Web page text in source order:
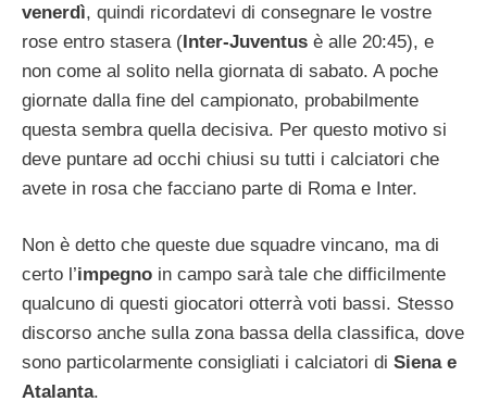
venerdì, quindi ricordatevi di consegnare le vostre
rose entro stasera (Inter-Juventus è alle 20:45), e
non come al solito nella giornata di sabato. A poche
giornate dalla fine del campionato, probabilmente
questa sembra quella decisiva. Per questo motivo si
deve puntare ad occhi chiusi su tutti i calciatori che
avete in rosa che facciano parte di Roma e Inter.
Non è detto che queste due squadre vincano, ma di
certo l’impegno in campo sarà tale che difficilmente
qualcuno di questi giocatori otterrà voti bassi. Stesso
discorso anche sulla zona bassa della classifica, dove
sono particolarmente consigliati i calciatori di Siena e
Atalanta.